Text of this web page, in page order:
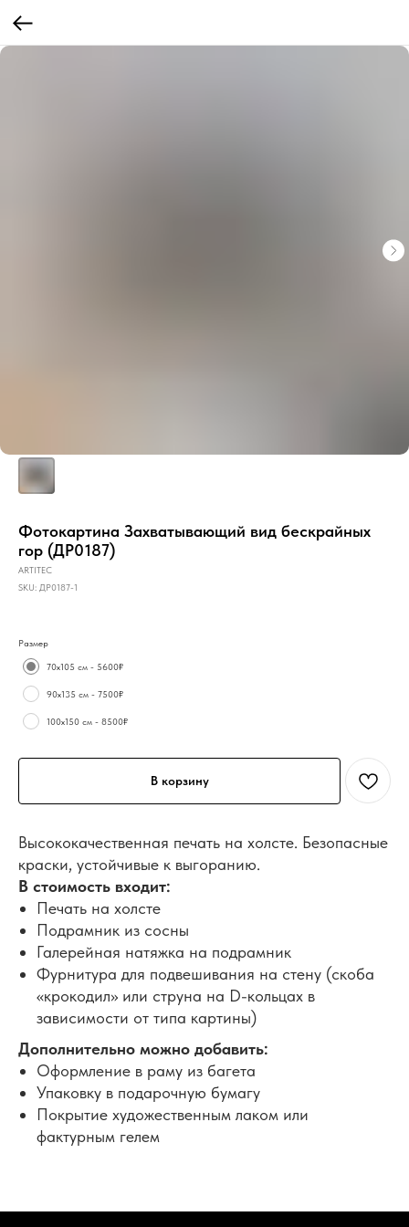
Фотокартина Захватывающий вид бескрайных
гор (ДР0187)
ARTITEC
SKU: ДР0187-1
Размер
70х105 см - 5600₽
90х135 см - 7500₽
100х150 см - 8500₽
В корзину
Высококачественная печать на холсте. Безопасные
краски, устойчивые к выгоранию.
В стоимость входит:
Печать на холсте
Подрамник из сосны
Галерейная натяжка на подрамник
Фурнитура для подвешивания на стену (скоба
«крокодил» или струна на D-кольцах в
зависимости от типа картины)
Дополнительно можно добавить:
Оформление в раму из багета
Упаковку в подарочную бумагу
Покрытие художественным лаком или
фактурным гелем